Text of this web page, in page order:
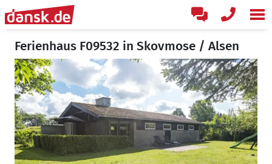
Ferienhaus F09532 in Skovmose / Alsen